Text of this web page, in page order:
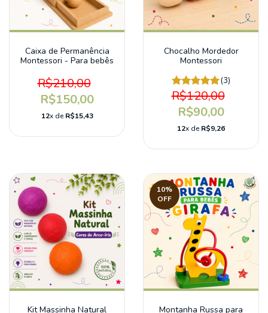
Caixa de Permanência
Montessori - Para bebês
R$210,00
R$150,00
12x deR$15,43
Chocalho Mordedor
Montessori
(3)
R$120,00
R$90,00
12x deR$9,26
Kit Massinha Natural
10%
OFF
Montanha Russa para